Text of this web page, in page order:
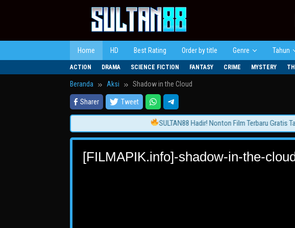
Home HD Best Rating Order by title Genre Tahun
ACTION DRAMA SCIENCE FICTION FANTASY CRIME MYSTERY
Beranda Aksi Shadow in the Cloud
Sharer Tweet
SULTAN88 Hadir! Nonton Film Terbaru Gratis